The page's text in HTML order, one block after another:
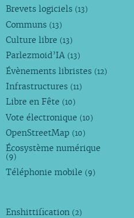
Brevets logiciels (13)
Communs (13)
Culture libre (13)
Parlezmoid’IA (13)
Évènements libristes (12)
Infrastructures (11)
Libre en Fête (10)
Vote électronique (10)
OpenStreetMap (10)
Écosystème numérique
(9)
Téléphonie mobile (9)
Enshittification (2)